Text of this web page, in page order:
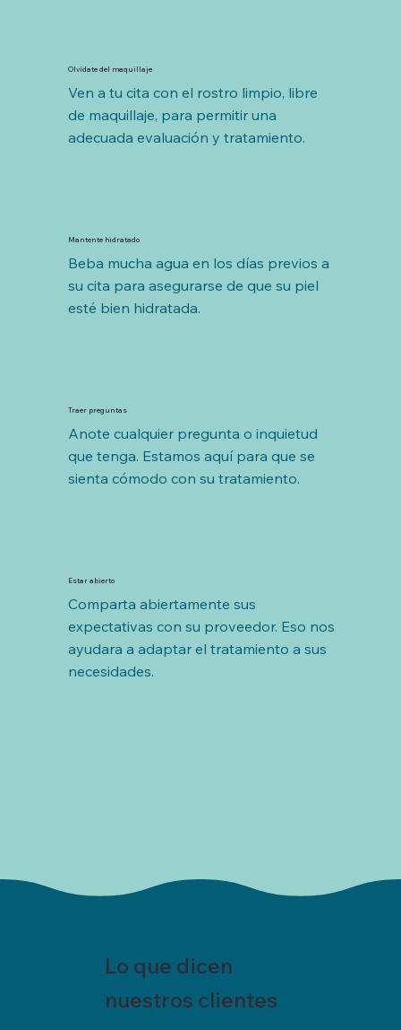
Olvídate del maquillaje
Ven a tu cita con el rostro limpio, libre
de maquillaje, para permitir una
adecuada evaluación y tratamiento.
Mantente hidratado
Beba mucha agua en los días previos a
su cita para asegurarse de que su piel
esté bien hidratada.
Traer preguntas
Anote cualquier pregunta o inquietud
que tenga. Estamos aquí para que se
sienta cómodo con su tratamiento.
Estar abierto
Comparta abiertamente sus
expectativas con su proveedor. Eso nos
ayudara a adaptar el tratamiento a sus
necesidades.
Lo que dicen
nuestros clientes